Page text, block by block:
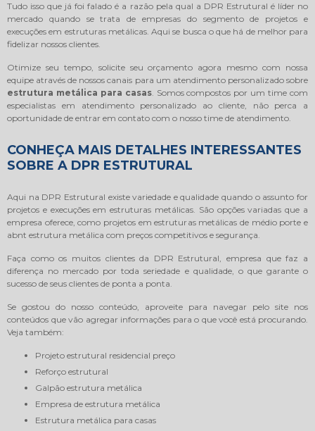
Tudo isso que já foi falado é a razão pela qual a DPR Estrutural é líder no
mercado quando se trata de empresas do segmento de projetos e
execuções em estruturas metálicas. Aqui se busca o que há de melhor para
fidelizar nossos clientes.
Otimize seu tempo, solicite seu orçamento agora mesmo com nossa
equipe através de nossos canais para um atendimento personalizado sobre
estrutura metálica para casas. Somos compostos por um time com
especialistas em atendimento personalizado ao cliente, não perca a
oportunidade de entrar em contato com o nosso time de atendimento.
CONHEÇA MAIS DETALHES INTERESSANTES
SOBRE A DPR ESTRUTURAL
Aqui na DPR Estrutural existe variedade e qualidade quando o assunto for
projetos e execuções em estruturas metálicas. São opções variadas que a
empresa oferece, como projetos em estruturas metálicas de médio porte e
abnt estrutura metálica com preços competitivos e segurança.
Faça como os muitos clientes da DPR Estrutural, empresa que faz a
diferença no mercado por toda seriedade e qualidade, o que garante o
sucesso de seus clientes de ponta a ponta.
Se gostou do nosso conteúdo, aproveite para navegar pelo site nos
conteúdos que vão agregar informações para o que você está procurando.
Veja também:
projeto estrutural residencial preço
reforço estrutural
galpão estrutura metálica
empresa de estrutura metálica
estrutura metálica para casas